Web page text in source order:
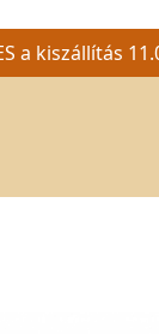
a kiszállítás